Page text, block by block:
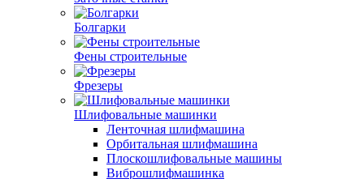
Болгарки
Фены строительные
Фрезеры
Шлифовальные машинки
Ленточная шлифмашина
Орбитальная шлифмашина
Плоскошлифовальные машины
Виброшлифмашинка